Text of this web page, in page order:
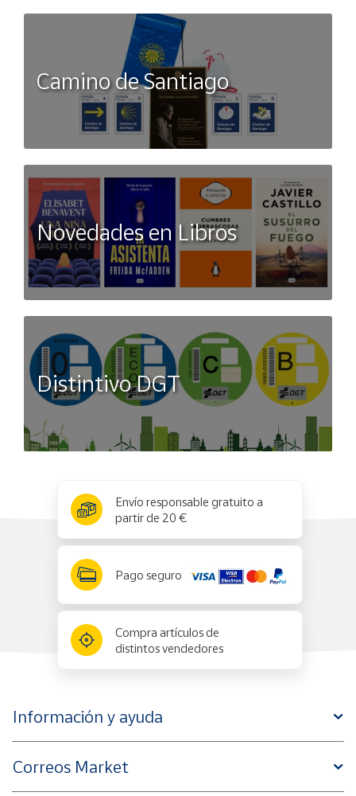
tobillo. El recorte visible en la espuma ayuda a reducir el
peso. Superposiciones sin costura Logotipo Swoosh
Camino de Santiago
Novedades en Libros
Distintivo DGT
Envío responsable gratuito a
partir de 20 €
Pago seguro
Compra artículos de
distintos vendedores
Información y ayuda
Correos Market